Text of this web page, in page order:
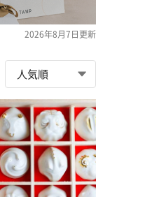
2026年8月7日更新